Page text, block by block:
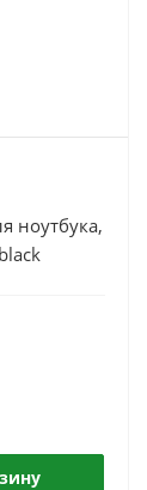
ноутбука,